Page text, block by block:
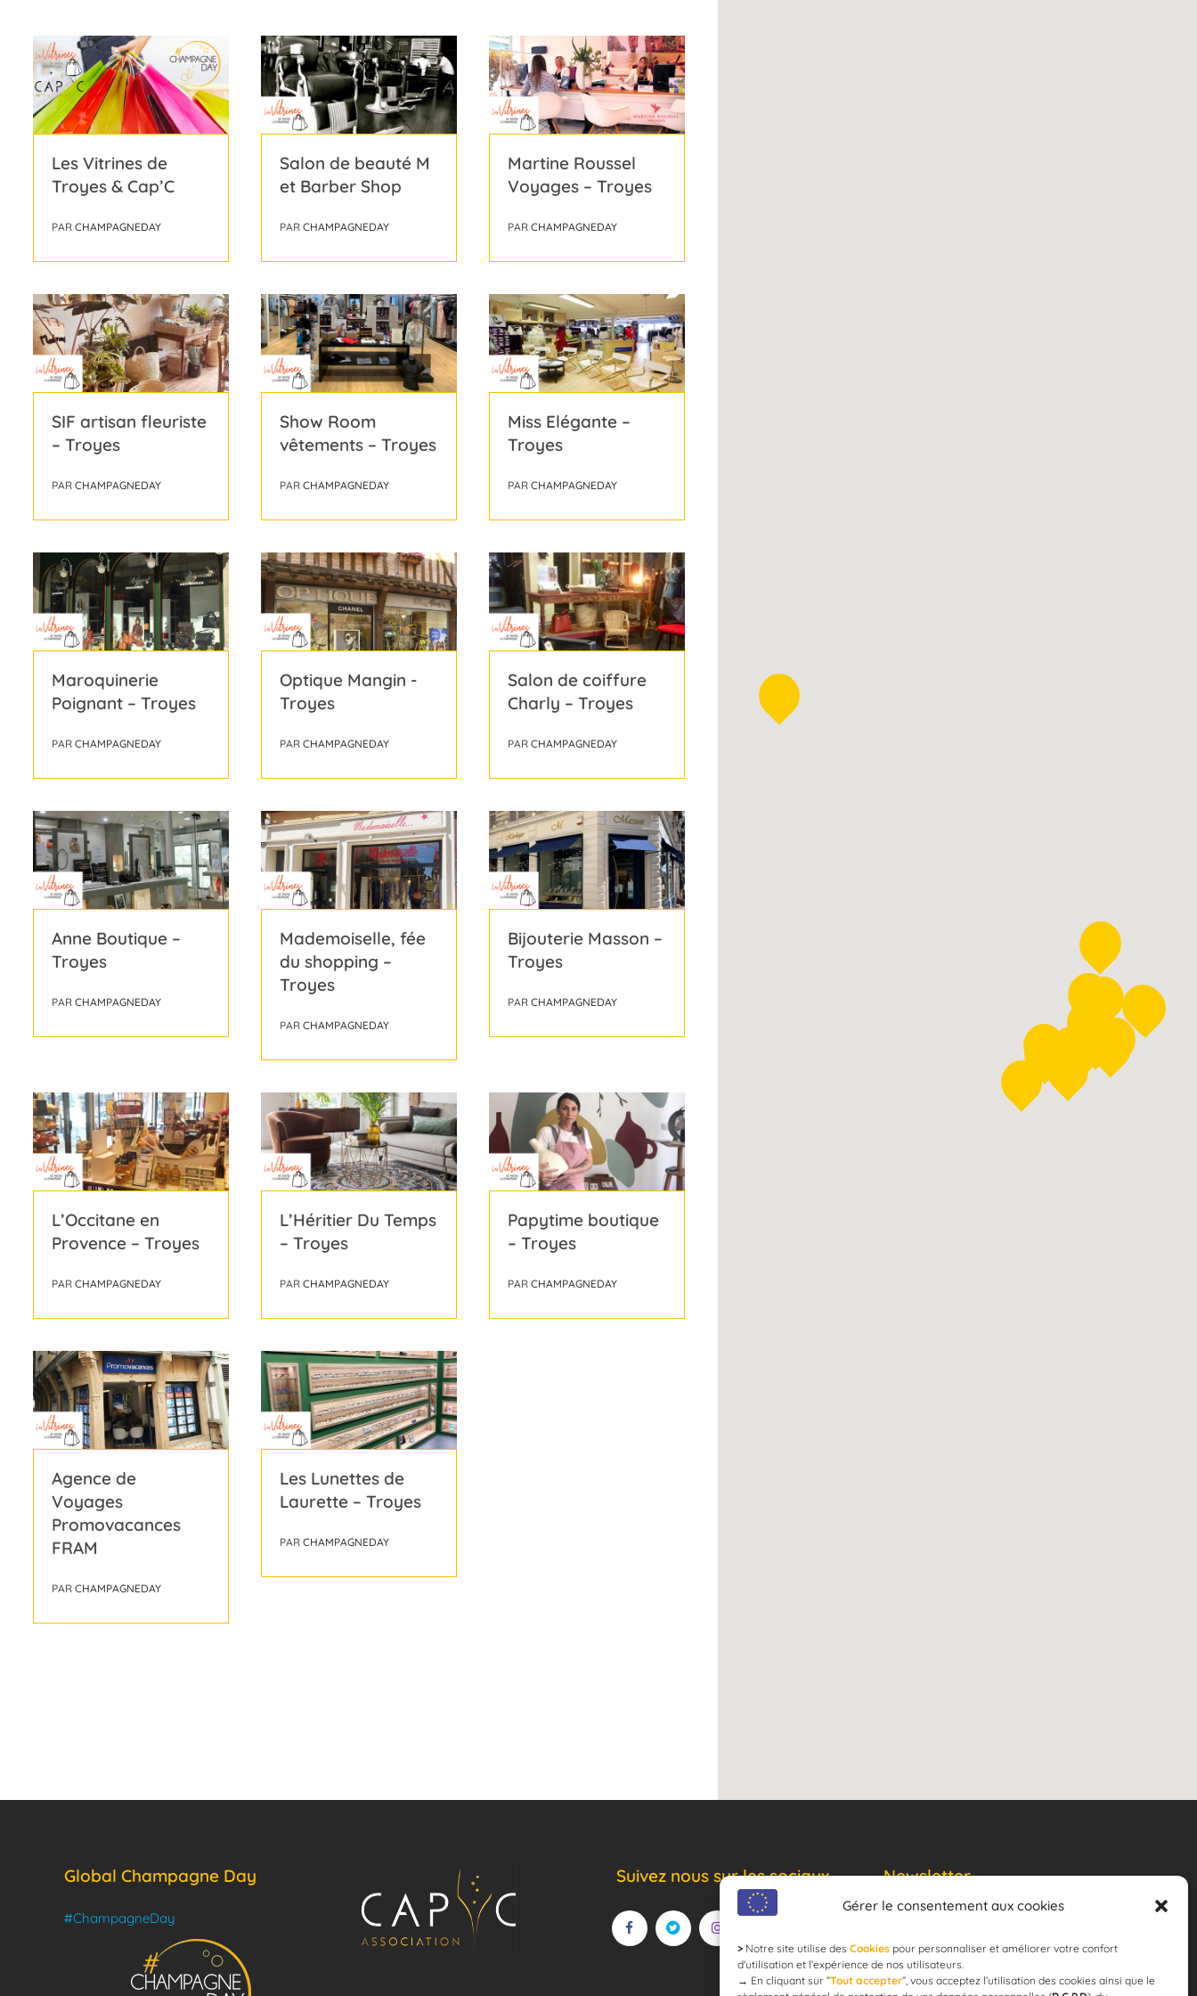
Gérer le consentement aux cookies
> Notre site utilise des Cookies pour personnaliser et améliorer votre confort
d'utilisation et l’expérience de nos utilisateurs.
→ En cliquant sur ”Tout accepter”, vous acceptez l’utilisation des cookies ainsi que le
Les Vitrines de
Troyes & Cap’C
PAR CHAMPAGNEDAY
Salon de beauté M
et Barber Shop
PARCHAMPAGNEDAY
Martine Roussel
Voyages – Troyes
PARCHAMPAGNEDAY
SIF artisan fleuriste
– Troyes
PAR CHAMPAGNEDAY
Show Room
vêtements – Troyes
PARCHAMPAGNEDAY
Miss Elégante –
Troyes
PARCHAMPAGNEDAY
Maroquinerie
Poignant – Troyes
PAR CHAMPAGNEDAY
Optique Mangin -
Troyes
PARCHAMPAGNEDAY
Salon de coiffure
Charly – Troyes
PARCHAMPAGNEDAY
Anne Boutique –
Troyes
PAR CHAMPAGNEDAY
Mademoiselle, fée
du shopping –
Troyes
PARCHAMPAGNEDAY
Bijouterie Masson –
Troyes
PARCHAMPAGNEDAY
L’Occitane en
Provence – Troyes
PAR CHAMPAGNEDAY
L’Héritier Du Temps
– Troyes
PARCHAMPAGNEDAY
Papytime boutique
– Troyes
PARCHAMPAGNEDAY
Agence de
Voyages
Promovacances
FRAM
PAR CHAMPAGNEDAY
Les Lunettes de
Laurette – Troyes
PARCHAMPAGNEDAY
Global Champagne Day
#ChampagneDay
Suivez nous sur les sociaux Newsletter
email JE M'ABONNE